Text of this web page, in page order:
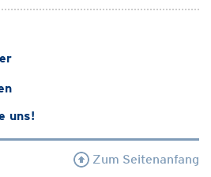
uns!
Zum Seitenanfang